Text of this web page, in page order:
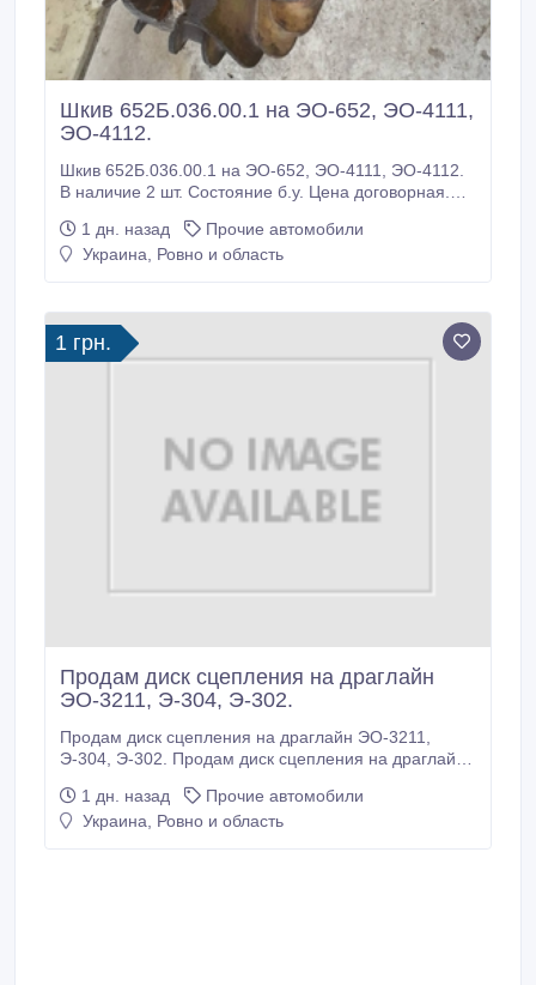
Шкив 652Б.036.00.1 на ЭО-652, ЭО-4111,
ЭО-4112.
Шкив 652Б.036.00.1 на ЭО-652, ЭО-4111, ЭО-4112.
В наличие 2 шт. Состояние б.у. Цена договорная.
запчастей на экскаваторы и драглайны: Э-302,
Э-304 , ЭО-3211, ЭО-3322, ЭО-3233, ЭО-4111,
1 дн. назад
Прочие автомобили
Украина, Ровно и область
1 грн.
Продам диск сцепления на драглайн
ЭО-3211, Э-304, Э-302.
Продам диск сцепления на драглайн ЭО-3211,
Э-304, Э-302. Продам диск сцепления на драглайн
1 дн. назад
Прочие автомобили
Украина, Ровно и область